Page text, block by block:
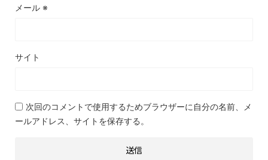
メール ※
サイト
次回のコメントで使用するためブラウザーに自分の名前、メ
ールアドレス、サイトを保存する。